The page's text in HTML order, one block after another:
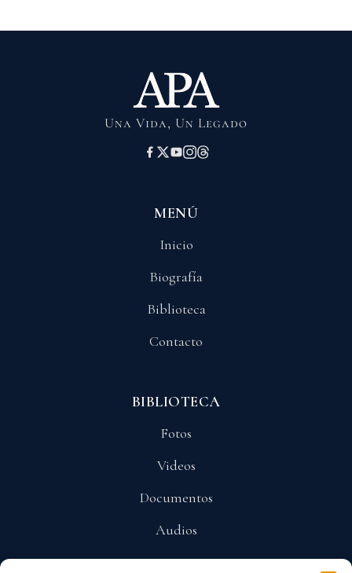
Una Vida, Un Legado
MENÚ
Inicio
Biografía
Biblioteca
Contacto
BIBLIOTECA
Fotos
Videos
Documentos
Audios